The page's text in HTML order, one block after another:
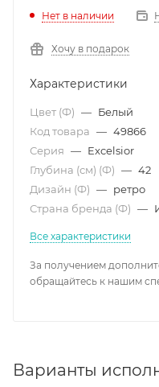
Нет в наличии
Хочу в подарок
Характеристики
Цвет (Ф) — Белый
Код товара — 49866
Серия — Excelsior
Глубина (см) (Ф) — 42
Дизайн (Ф) — ретро
Страна бренда (Ф) —
Все характеристики
За получением
обращайтесь к нашим
Варианты